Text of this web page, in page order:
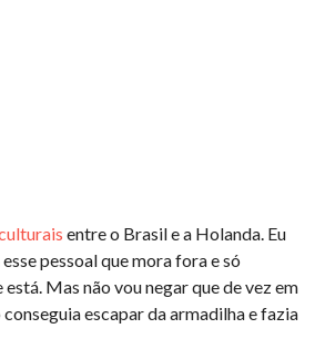
entre o Brasil e a Holanda. Eu
pessoal que mora fora e só
Mas não vou negar que de vez em
conseguia escapar da armadilha e fazia